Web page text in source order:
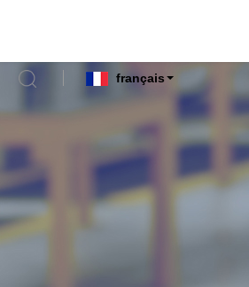
français